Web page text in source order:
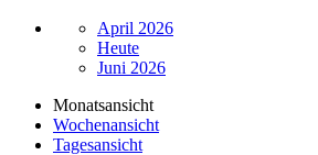
April 2026
Heute
Juni 2026
Monatsansicht
Wochenansicht
Tagesansicht